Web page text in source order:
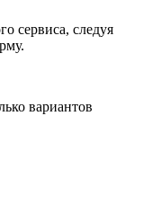
сервиса, следуя
вариантов